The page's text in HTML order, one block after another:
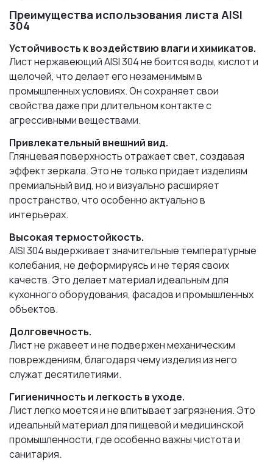
Преимущества использования листа AISI
304
Устойчивость к воздействию влаги и химикатов.
Лист нержавеющий AISI 304 не боится воды, кислот и
щелочей, что делает его незаменимым в
промышленных условиях. Он сохраняет свои
свойства даже при длительном контакте с
агрессивными веществами.
Привлекательный внешний вид.
Глянцевая поверхность отражает свет, создавая
эффект зеркала. Это не только придает изделиям
премиальный вид, но и визуально расширяет
пространство, что особенно актуально в
интерьерах.
Высокая термостойкость.
AISI 304 выдерживает значительные температурные
колебания, не деформируясь и не теряя своих
качеств. Это делает материал идеальным для
кухонного оборудования, фасадов и промышленных
объектов.
Долговечность.
Лист не ржавеет и не подвержен механическим
повреждениям, благодаря чему изделия из него
служат десятилетиями.
Гигиеничность и легкость в уходе.
Лист легко моется и не впитывает загрязнения. Это
идеальный материал для пищевой и медицинской
промышленности, где особенно важны чистота и
санитария.